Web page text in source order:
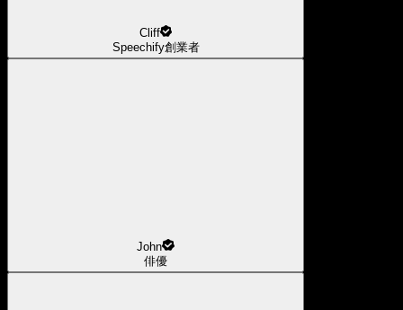
Cliff
Speechify創業者
John
俳優